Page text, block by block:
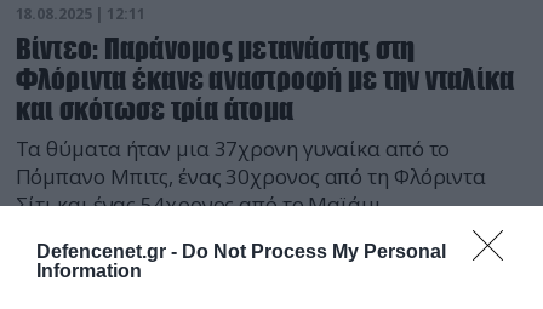
Defencenet.gr - Do Not Process My Personal
Information
18.08.2025 | 12:11
Βίντεο: Παράνομος μετανάστης στη
Φλόριντα έκανε αναστροφή με την νταλίκα
και σκότωσε τρία άτομα
Τα θύματα ήταν μια 37χρονη γυναίκα από το
Πόμπανο Μπιτς, ένας 30χρονος από τη Φλόριντα
Σίτι και ένας 54χρονος από το Μαϊάμι